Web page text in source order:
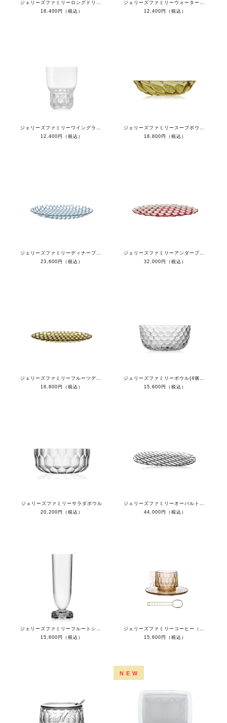
ジェリーズファミリーロングドリンク（４個セット）
18,400円（税込）
ジェリーズファミリーウォーターグラス（４個セット）
12,400円（税込）
ジェリーズファミリーワイングラス（４個セット）
12,400円（税込）
ジェリーズファミリースープボウル（４枚セット）
18,800円（税込）
ジェリーズファミリーディナープレート(４枚セット）
23,600円（税込）
ジェリーズファミリーアンダープレート（４枚セット）
32,000円（税込）
ジェリーズファミリーフルーツディッシュ(４枚セット）
16,800円（税込）
ジェリーズファミリーボウル(4個セット）
15,600円（税込）
ジェリーズファミリーサラダボウル
20,200円（税込）
ジェリーズファミリーオーバルトレイ(４枚セット）
44,000円（税込）
ジェリーズファミリーフルートシャンパン(４個セット）
15,600円（税込）
ジェリーズファミリーコーヒー（４セット）
15,600円（税込）
NEW